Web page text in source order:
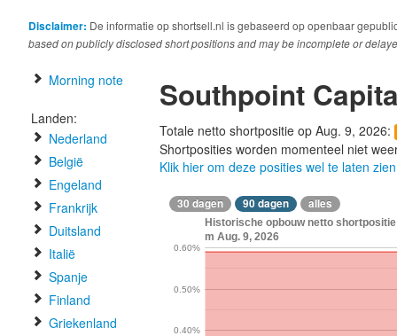
Disclaimer: De informatie op shortsell.nl is gebaseerd op openbaar
based on publicly disclosed short positions and may be incomplete or
Morning note
Landen:
Nederland
België
Engeland
Frankrijk
Duitsland
Italië
Spanje
Finland
Griekenland
Southpoint
Totale netto shortpositie op Aug. 9, 2026:
Shortposities worden momenteel niet
Klik hier om deze posities wel te laten zien
30 dagen 90 dagen alles
Historische opbouw netto
m Aug. 9, 2026
0.40%
0.50%
0.60%